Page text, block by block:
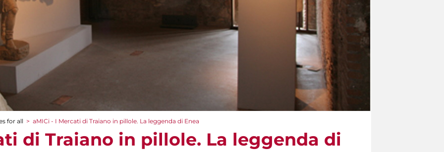
for all > aMICi - I Mercati di Traiano in pillole. La leggenda di Enea
di Traiano in pillole. La leggenda di